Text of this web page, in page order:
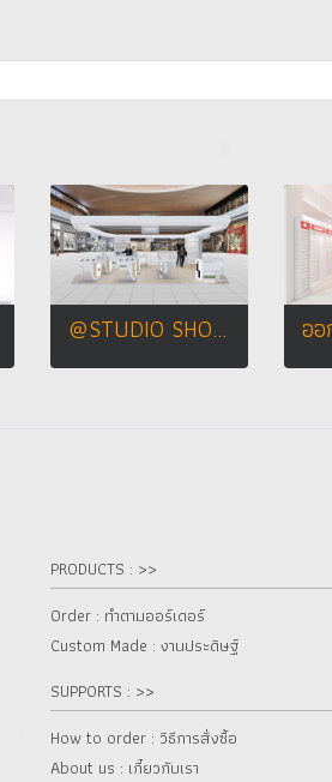
@STUDIO SHOP DESIGN
PRODUCTS : >>
Order : ทำตามออร์เดอร์
Custom Made : งานประดิษฐ์
SUPPORTS : >>
How to order : วิธีการสั่งซื้อ
About us : เกี๋ยวกับเรา